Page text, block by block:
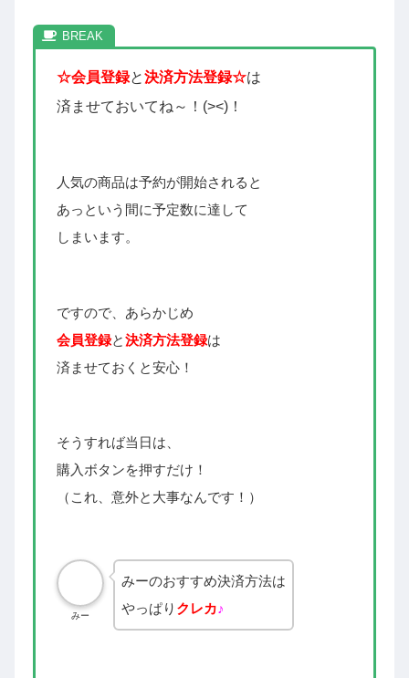
☆会員登録と決済方法登録☆は
済ませておいてね～！(><)！
人気の商品は予約が開始されると
あっという間に予定数に達して
しまいます。
ですので、あらかじめ
会員登録と決済方法登録は
済ませておくと安心！
そうすれば当日は、
購入ボタンを押すだけ！
（これ、意外と大事なんです！）
みー
みーのおすすめ決済方法は
やっぱり クレカ♪